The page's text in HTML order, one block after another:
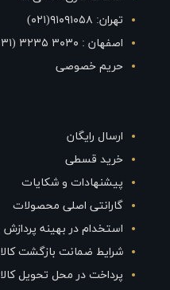
تهران: ۹۱۰۹۱۰۵۸(۰۲۱)
اصفهان : ۳۰۳۰ ۳۲۳۵ (۰۳۱)
حریم خصوصی
ارسال رایگان
خرید قسطی
پیشنهادات و شکایات
گارانتی اصلی محصولات
استخدام در بهینه پردازش
شرایط ضمانت بازگشت کالا
پرداخت در محل تحویل کالا